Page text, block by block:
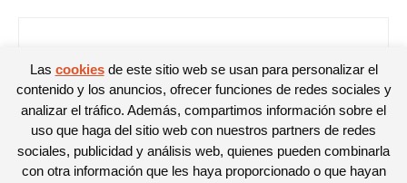
Las cookiesde este sitio web se usan para personalizar el
contenido y los anuncios, ofrecer funciones de redes sociales y
analizar el tráfico. Además, compartimos información sobre el
uso que haga del sitio web con nuestros partners de redes
sociales, publicidad y análisis web, quienes pueden combinarla
con otra información que les haya proporcionado o que hayan